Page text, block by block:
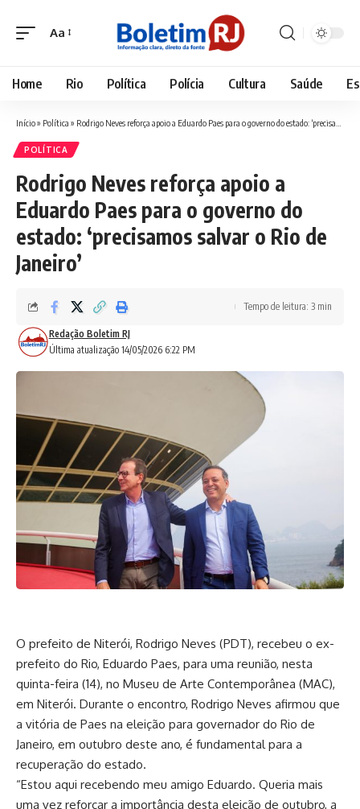
Font
Aa
Home Rio Política Polícia Cultura Saúde
Início» Política » Rodrigo Neves reforça apoio a Eduardo Paes para o governo do estado: ‘precisamos salvar o Rio de Janeiro’
POLÍTICA
Rodrigo Neves reforça apoio a
Eduardo Paes para o governo do
estado: ‘precisamos salvar o Rio de
Janeiro’
Última atualização 14/05/2026 6:22 PM
Redação Boletim RJ
Tempo de leitura: 3 min
O prefeito de Niterói, Rodrigo Neves (PDT), recebeu o ex-
prefeito do Rio, Eduardo Paes, para uma reunião, nesta
quinta-feira (14), no Museu de Arte Contemporânea (MAC),
em Niterói. Durante o encontro, Rodrigo Neves afirmou que
a vitória de Paes na eleição para governador do Rio de
Janeiro, em outubro deste ano, é fundamental para a
recuperação do estado.
“Estou aqui recebendo meu amigo Eduardo. Queria mais
uma vez reforçar a importância desta eleição de outubro, a